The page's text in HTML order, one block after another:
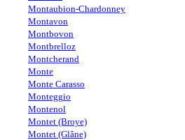
Montaubion-Chardonney
Montavon
Montbovon
Montbrelloz
Montcherand
Monte
Monte Carasso
Monteggio
Montenol
Montet (Broye)
Montet (Glâne)